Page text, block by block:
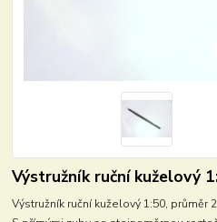
Výstružník ruční kuželový
Výstružník ruční kuželový 1:50, průměr